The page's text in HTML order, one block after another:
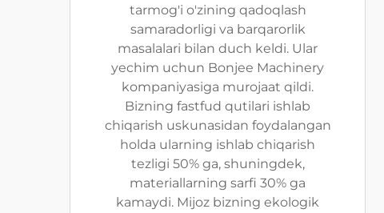
tarmog'i o'zining qadoqlash
samaradorligi va barqarorlik
masalalari bilan duch keldi. Ular
yechim uchun Bonjee Machinery
kompaniyasiga murojaat qildi.
Bizning fastfud qutilari ishlab
chiqarish uskunasidan foydalangan
holda ularning ishlab chiqarish
tezligi 50% ga, shuningdek,
materiallarning sarfi 30% ga
kamaydi. Mijoz bizning ekologik